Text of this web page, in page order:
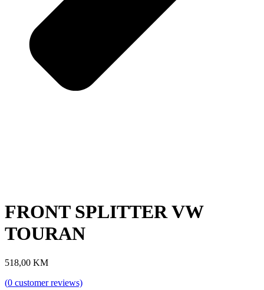
FRONT SPLITTER VW
TOURAN
518,00 KM
(0 customer reviews)